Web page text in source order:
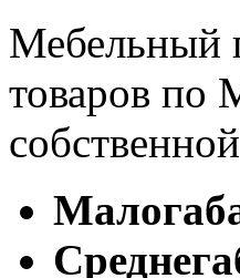
Мебельный
товаров по